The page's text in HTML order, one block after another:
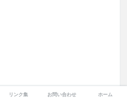
リンク集 お問い合わせ ホーム